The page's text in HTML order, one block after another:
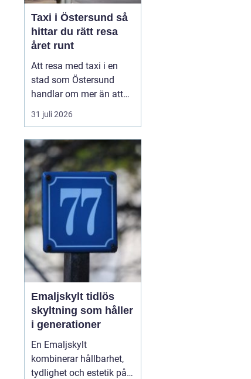
Taxi i Östersund så
hittar du rätt resa
året runt
Att resa med taxi i en
stad som Östersund
handlar om mer än att
bara ta sig från punkt A
till punkt B. För många
vardagen, för andra en
viktig länk till flyg, tåg
eller fjäll. Valet av bolag
påverkar både trygghet,
komfort och plånb...
31 juli 2026
Emaljskylt tidlös
skyltning som håller
i generationer
En Emaljskylt
kombinerar hållbarhet,
tydlighet och estetik på